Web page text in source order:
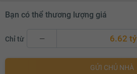
Bạn có thể thương lượng giá
Chỉ từ 6.62 tỷ
GỬI CHỦ NHÀ